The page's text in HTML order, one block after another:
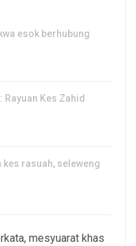
esok berhubung
Rayuan Kes Zahid
kes rasuah, seleweng
mesyuarat khas